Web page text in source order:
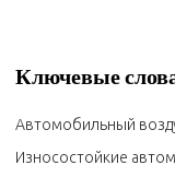
герметизация |
Ключевые
Автомобильный
Износостойкие